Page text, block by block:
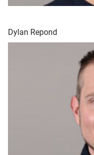
Dylan Repond